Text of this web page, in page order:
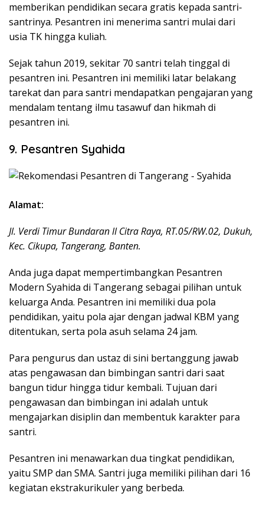
memberikan pendidikan secara gratis kepada santri-
santrinya. Pesantren ini menerima santri mulai dari
usia TK hingga kuliah.
Sejak tahun 2019, sekitar 70 santri telah tinggal di
pesantren ini. Pesantren ini memiliki latar belakang
tarekat dan para santri mendapatkan pengajaran yang
mendalam tentang ilmu tasawuf dan hikmah di
pesantren ini.
9. Pesantren Syahida
Alamat:
Jl. Verdi Timur Bundaran II Citra Raya, RT.05/RW.02, Dukuh,
Kec. Cikupa, Tangerang, Banten.
Anda juga dapat mempertimbangkan Pesantren
Modern Syahida di Tangerang sebagai pilihan untuk
keluarga Anda. Pesantren ini memiliki dua pola
pendidikan, yaitu pola ajar dengan jadwal KBM yang
ditentukan, serta pola asuh selama 24 jam.
Para pengurus dan ustaz di sini bertanggung jawab
atas pengawasan dan bimbingan santri dari saat
bangun tidur hingga tidur kembali. Tujuan dari
pengawasan dan bimbingan ini adalah untuk
mengajarkan disiplin dan membentuk karakter para
santri.
Pesantren ini menawarkan dua tingkat pendidikan,
yaitu SMP dan SMA. Santri juga memiliki pilihan dari 16
kegiatan ekstrakurikuler yang berbeda.